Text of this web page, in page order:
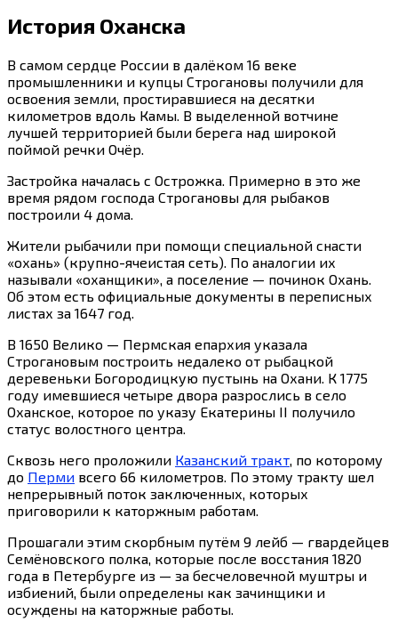
История Оханска
В самом сердце России в далёком 16 веке
промышленники и купцы Строгановы получили для
освоения земли, простиравшиеся на десятки
километров вдоль Камы. В выделенной вотчине
лучшей территорией были берега над широкой
поймой речки Очёр.
Застройка началась с Острожка. Примерно в это же
время рядом господа Строгановы для рыбаков
построили 4 дома.
Жители рыбачили при помощи специальной снасти
«охань» (крупно-ячеистая сеть). По аналогии их
называли «оханщики», а поселение — починок Охань.
Об этом есть официальные документы в переписных
листах за 1647 год.
В 1650 Велико — Пермская епархия указала
Строгановым построить недалеко от рыбацкой
деревеньки Богородицкую пустынь на Охани. К 1775
году имевшиеся четыре двора разрослись в село
Оханское, которое по указу Екатерины II получило
статус волостного центра.
Сквозь него проложили Казанский тракт , по которому
до Перми всего 66 километров. По этому тракту шел
непрерывный поток заключенных, которых
приговорили к каторжным работам.
Прошагали этим скорбным путём 9 лейб — гвардейцев
Семёновского полка, которые после восстания 1820
года в Петербурге из — за бесчеловечной муштры и
избиений, были определены как зачинщики и
осуждены на каторжные работы.